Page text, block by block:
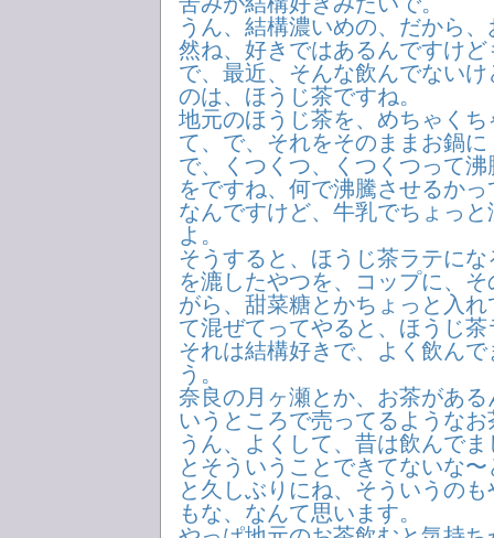
うん、結構濃いめの、だから
然ね、好きではあるんですけど
で、最近、そんな飲んでない
のは、ほうじ茶ですね。
地元のほうじ茶を、めちゃく
て、で、それをそのままお鍋
で、くつくつ、くつくつって
をですね、何で沸騰させるか
なんですけど、牛乳でちょっ
よ。
そうすると、ほうじ茶ラテに
を漉したやつを、コップに、
がら、甜菜糖とかちょっと入
て混ぜてってやると、ほうじ
それは結構好きで、よく飲ん
う。
奈良の月ヶ瀬とか、お茶があ
いうところで売ってるような
うん、よくして、昔は飲んで
とそういうことできてないな
と久しぶりにね、そういうの
もな、なんて思います。